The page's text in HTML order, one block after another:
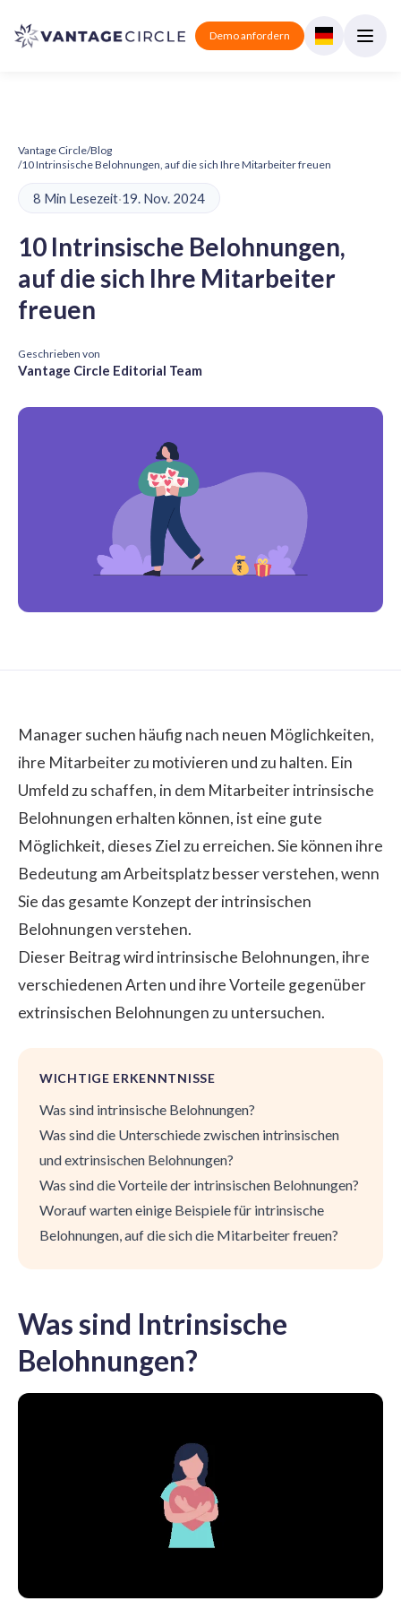
Demo anfordern
Vantage Circle/Blog
/10 Intrinsische Belohnungen, auf die sich Ihre Mitarbeiter freuen
8 Min Lesezeit·19. Nov. 2024
10 Intrinsische Belohnungen,
auf die sich Ihre Mitarbeiter
freuen
Geschrieben von
Vantage Circle Editorial Team
Manager suchen häufig nach neuen Möglichkeiten,
ihre Mitarbeiter zu motivieren und zu halten. Ein
Umfeld zu schaffen, in dem Mitarbeiter intrinsische
Belohnungen erhalten können, ist eine gute
Möglichkeit, dieses Ziel zu erreichen. Sie können ihre
Bedeutung am Arbeitsplatz besser verstehen, wenn
Sie das gesamte Konzept der intrinsischen
Belohnungen verstehen.
Dieser Beitrag wird intrinsische Belohnungen, ihre
verschiedenen Arten und ihre Vorteile gegenüber
extrinsischen Belohnungen zu untersuchen.
WICHTIGE ERKENNTNISSE
Was sind intrinsische Belohnungen?
Was sind die Unterschiede zwischen intrinsischen
und extrinsischen Belohnungen?
Was sind die Vorteile der intrinsischen Belohnungen?
Worauf warten einige Beispiele für intrinsische
Belohnungen, auf die sich die Mitarbeiter freuen?
Was sind Intrinsische
Belohnungen?